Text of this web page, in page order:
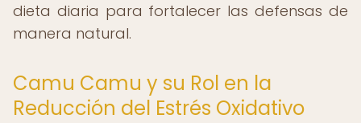
dieta diaria para fortalecer las defensas de
manera natural.
Camu Camu y su Rol en la
Reducción del Estrés Oxidativo